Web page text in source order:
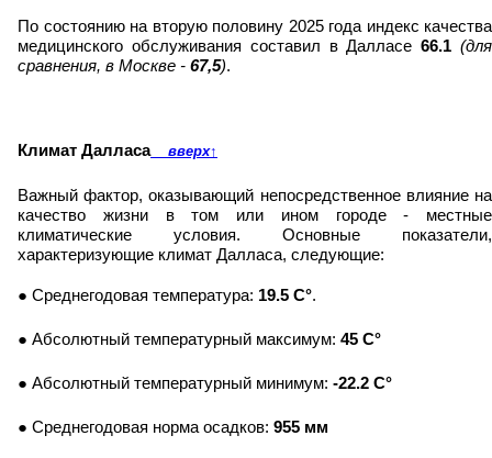
По состоянию на вторую половину 2025 года индекс качества
медицинского обслуживания составил в Далласе66.1 (для
сравнения, в Москве - 67,5).
Климат Далласавверх↑
Важный фактор, оказывающий непосредственное влияние на
качество жизни в том или ином городе - местные
климатические условия. Основные показатели,
характеризующие климат Далласа, следующие:
● Среднегодовая температура: 19.5 C°.
● Абсолютный температурный максимум: 45 C°
● Абсолютный температурный минимум: -22.2 C°
● Среднегодовая норма осадков: 955 мм